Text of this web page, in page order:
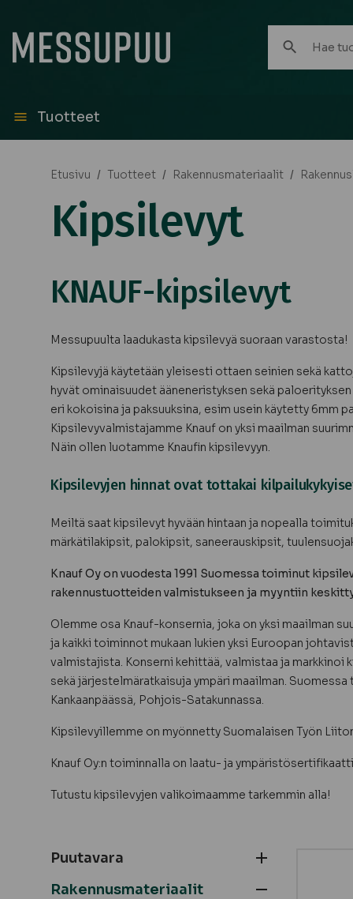
tuotteita:
Tuotteet
Etusivu / Tuotteet / Rakennusmateriaalit /
Kipsilevyt
KNAUF-kipsilevyt
Messupuulta laadukasta kipsilevyä suoraan varastosta!
Kipsilevyjä käytetään yleisesti ottaen seinien sekä
hyvät ominaisuudet ääneneristyksen sekä
eri kokoisina ja paksuuksina, esim usein käytetty 6mm
Kipsilevyvalmistajamme Knauf on yksi maailman
Näin ollen luotamme Knaufin kipsilevyyn.
Kipsilevyjen hinnat ovat tottakai
Meiltä saat kipsilevyt hyvään hintaan ja nopealla
märkätilakipsit, palokipsit, saneerauskipsit,
Knauf Oy on vuodesta 1991 Suomessa toiminut
rakennustuotteiden valmistukseen ja myyntiin
Olemme osa Knauf-konsernia, joka on yksi maailman
ja kaikki toiminnot mukaan lukien yksi Euroopan
valmistajista. Konserni kehittää, valmistaa ja
sekä järjestelmäratkaisuja ympäri maailman.
Kankaanpäässä, Pohjois-Satakunnassa.
Kipsilevyillemme on myönnetty Suomalaisen Työn
Knauf Oy:n toiminnalla on laatu- ja
Tutustu kipsilevyjen valikoimaamme tarkemmin alla!
Puutavara
Rakennusmateriaalit